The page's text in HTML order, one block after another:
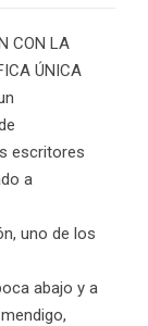
CON LA
ÚNICA
escritores
a
uno de los
abajo y a